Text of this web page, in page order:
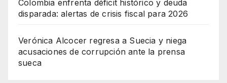
Colombia enfrenta déficit histórico y deuda
disparada: alertas de crisis fiscal para 2026
Verónica Alcocer regresa a Suecia y niega
acusaciones de corrupción ante la prensa
sueca